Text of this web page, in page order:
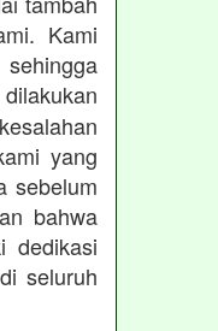
Kami
yang
sebelum
bahwa
dedikasi
seluruh